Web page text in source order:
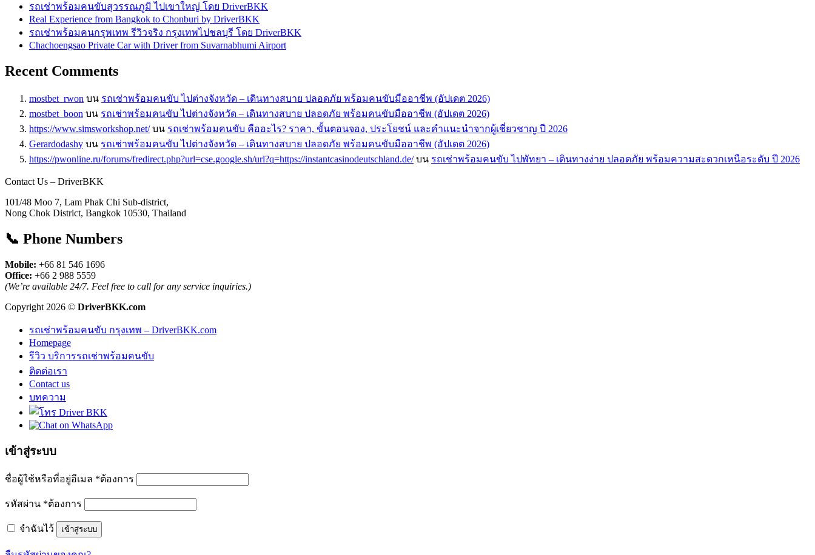
รถเช่าพร้อมคนขับสุวรรณภูมิ ไปเขาใหญ่ โดย DriverBKK
Real Experience from Bangkok to Chonburi by DriverBKK
รถเช่าพร้อมคนกรุพเทพ รีวิวจริง กรุงเทพไปชลบุรี โดย DriverBKK
Chachoengsao Private Car with Driver from Suvarnabhumi Airport
Recent Comments
mostbet_rwon บน รถเช่าพร้อมคนขับ ไปต่างจังหวัด – เดินทางสบาย ปลอดภัย พร้อมคนขับมืออาชีพ (อัปเดต 2026)
mostbet_boon บน รถเช่าพร้อมคนขับ ไปต่างจังหวัด – เดินทางสบาย ปลอดภัย พร้อมคนขับมืออาชีพ (อัปเดต 2026)
https://www.simsworkshop.net/บน รถเช่าพร้อมคนขับ คืออะไร? ราคา, ขั้นตอนจอง, ประโยชน์ และคำแนะนำจากผู้เชี่ยวชาญ ปี 2026
Gerardodashy บน รถเช่าพร้อมคนขับ ไปต่างจังหวัด – เดินทางสบาย ปลอดภัย พร้อมคนขับมืออาชีพ (อัปเดต 2026)
https://pwonline.ru/forums/fredirect.php?url=cse.google.sh/url?q=https://instantcasinodeutschland.de/บน รถเช่าพร้อมคนขับ ไปพัทยา – เดินทางง่าย ปลอดภัย พร้อมความสะดวกเหนือระดับ ปี 2026
Contact Us – DriverBKK
101/48 Moo 7, Lam Phak Chi Sub-district,
Nong Chok District, Bangkok 10530, Thailand
📞 Phone Numbers
Mobile: +66 81 546 1696
Office: +66 2 988 5559
(We’re available 24/7. Feel free to call for any service inquiries.)
Copyright 2026 © DriverBKK.com
รถเช่าพร้อมคนขับ กรุงเทพ – DriverBKK.com
Homepage
รีวิว บริการรถเช่าพร้อมคนขับ
ติดต่อเรา
Contact us
บทความ
เข้าสู่ระบบ
ชื่อผู้ใช้หรือที่อยู่อีเมล *ต้องการ
รหัสผ่าน *ต้องการ
จำฉันไว้ เข้าสู่ระบบ